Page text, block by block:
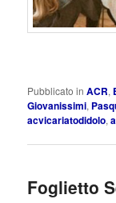
Pubblicato in ACR,
Giovanissimi,
acvicariatodidolo,
Foglietto